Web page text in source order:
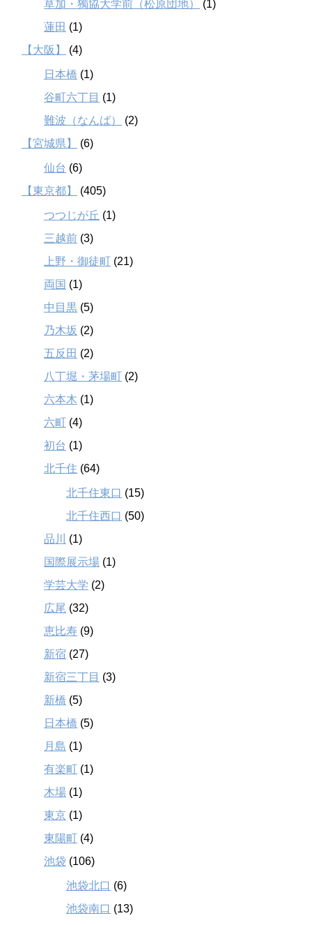
草加・獨協大学前（松原団地）
(1)
蓮田 (1)
【大阪】
(4)
日本橋 (1)
谷町六丁目 (1)
難波（なんば）
(2)
【宮城県】
(6)
仙台 (6)
【東京都】
(405)
つつじが丘 (1)
三越前 (3)
上野・御徒町 (21)
両国 (1)
中目黒 (5)
乃木坂 (2)
五反田 (2)
八丁堀・茅場町 (2)
六本木 (1)
六町 (4)
初台 (1)
北千住 (64)
北千住東口 (15)
北千住西口 (50)
品川
(1)
国際展示場 (1)
学芸大学 (2)
広尾 (32)
恵比寿 (9)
新宿 (27)
新宿三丁目 (3)
新橋 (5)
日本橋 (5)
月島 (1)
有楽町 (1)
木場 (1)
東京 (1)
東陽町 (4)
池袋 (106)
池袋北口 (6)
池袋南口 (13)